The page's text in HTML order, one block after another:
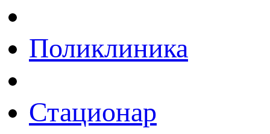
Поликлиника
Стационар